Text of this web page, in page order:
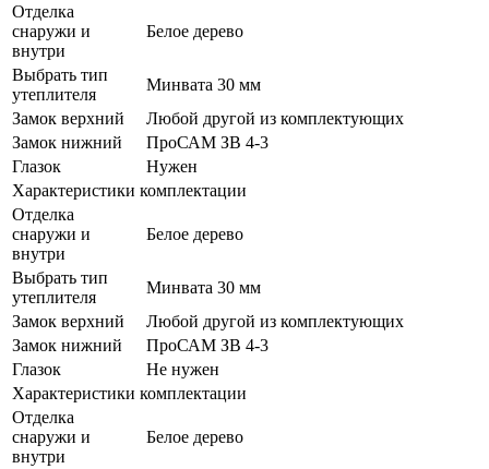
Отделка
снаружи и
внутри
Белое дерево
Выбрать тип
утеплителя
Минвата 30 мм
Замок верхний
Любой другой из комплектующих
Замок нижний
ПроСАМ ЗВ 4-3
Глазок
Нужен
Характеристики комплектации
Отделка
снаружи и
внутри
Белое дерево
Выбрать тип
утеплителя
Минвата 30 мм
Замок верхний
Любой другой из комплектующих
Замок нижний
ПроСАМ ЗВ 4-3
Глазок
Не нужен
Характеристики комплектации
Отделка
снаружи и
внутри
Белое дерево